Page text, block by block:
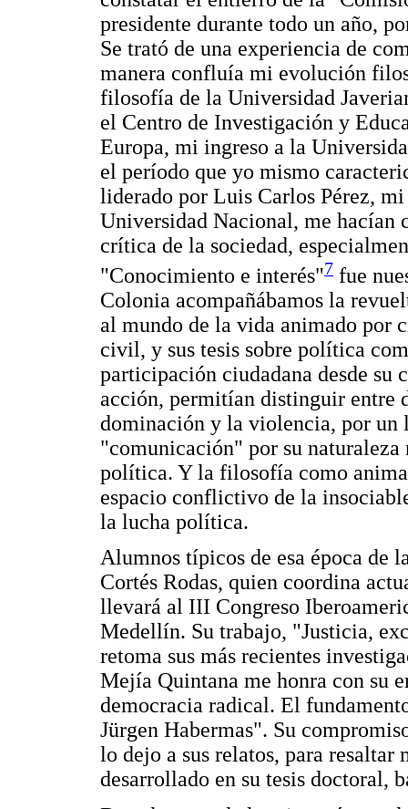
presidente durante todo un año,
Se trató de una experiencia de
manera confluía mi evolución
filosofía de la Universidad
el Centro de Investigación y
Europa, mi ingreso a la
el período que yo mismo
liderado por Luis Carlos Pérez,
Universidad Nacional, me hacían
crítica de la sociedad,
"Conocimiento e interés"7 fue
Colonia acompañábamos la
al mundo de la vida animado por
civil, y sus tesis sobre política
participación ciudadana desde
acción, permitían distinguir entre
dominación y la violencia, por un
"comunicación" por su
política. Y la filosofía como
espacio conflictivo de la
la lucha política.
Alumnos típicos de esa época de
Cortés Rodas, quien coordina
llevará al III Congreso
Medellín. Su trabajo, "Justicia,
retoma sus más recientes
Mejía Quintana me honra con su
democracia radical. El
Jürgen Habermas". Su
lo dejo a sus relatos, para resaltar
desarrollado en su tesis doctoral,